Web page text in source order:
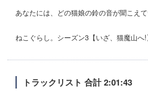
あなたには、どの猫娘の鈴の音が聞こえ
ねこぐらし。シーズン3【いざ、猫魔山へ!
トラックリスト 合計 2:01:43